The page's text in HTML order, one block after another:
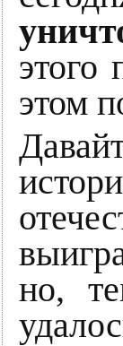
этого
этом
но,